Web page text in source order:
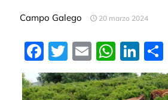
Campo Galego 20 marzo 2024
Facebook
Twitter
Email